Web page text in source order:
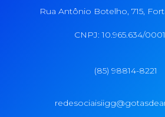
Rua Antônio Botelho, 715,
CNPJ: 10.965.634/
(85) 98814-8221